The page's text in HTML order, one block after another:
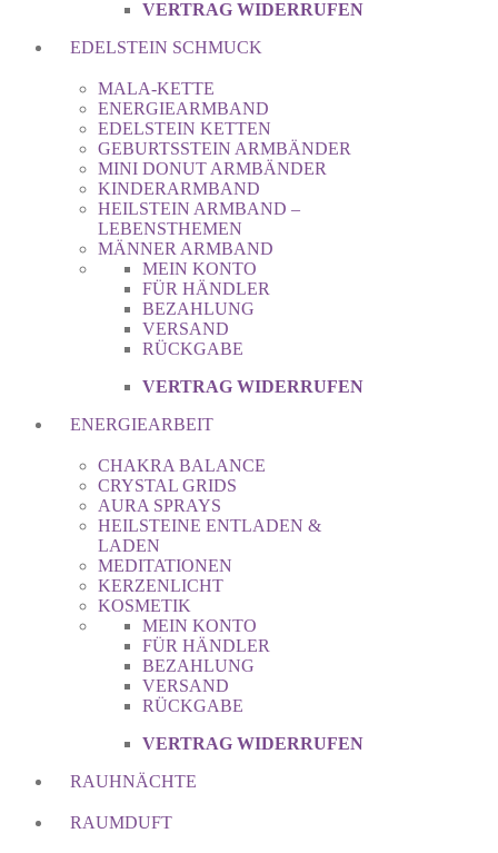
VERTRAG WIDERRUFEN
EDELSTEIN SCHMUCK
MALA-KETTE
ENERGIEARMBAND
EDELSTEIN KETTEN
GEBURTSSTEIN ARMBÄNDER
MINI DONUT ARMBÄNDER
KINDERARMBAND
HEILSTEIN ARMBAND –
LEBENSTHEMEN
MÄNNER ARMBAND
MEIN KONTO
FÜR HÄNDLER
BEZAHLUNG
VERSAND
RÜCKGABE
VERTRAG WIDERRUFEN
ENERGIEARBEIT
CHAKRA BALANCE
CRYSTAL GRIDS
AURA SPRAYS
HEILSTEINE ENTLADEN &
LADEN
MEDITATIONEN
KERZENLICHT
KOSMETIK
MEIN KONTO
FÜR HÄNDLER
BEZAHLUNG
VERSAND
RÜCKGABE
VERTRAG WIDERRUFEN
RAUHNÄCHTE
RAUMDUFT